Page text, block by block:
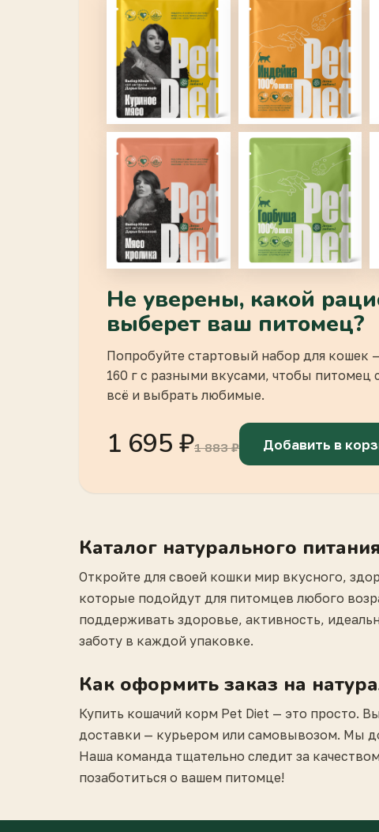
Не уверены, какой
выберет ваш питомец?
Попробуйте стартовый набор для кошек
160 г с разными вкусами, чтобы питомец
всё и выбрать любимые.
1 695 ₽1 883 ₽ Добавить в
Каталог натурального
Откройте для своей кошки мир вкусного,
которые подойдут для питомцев любого
поддерживать здоровье, активность,
заботу в каждой упаковке.
Как оформить заказ на
Купить кошачий корм Pet Diet — это просто.
доставки — курьером или самовывозом. Мы
Наша команда тщательно следит за
позаботиться о вашем питомце!